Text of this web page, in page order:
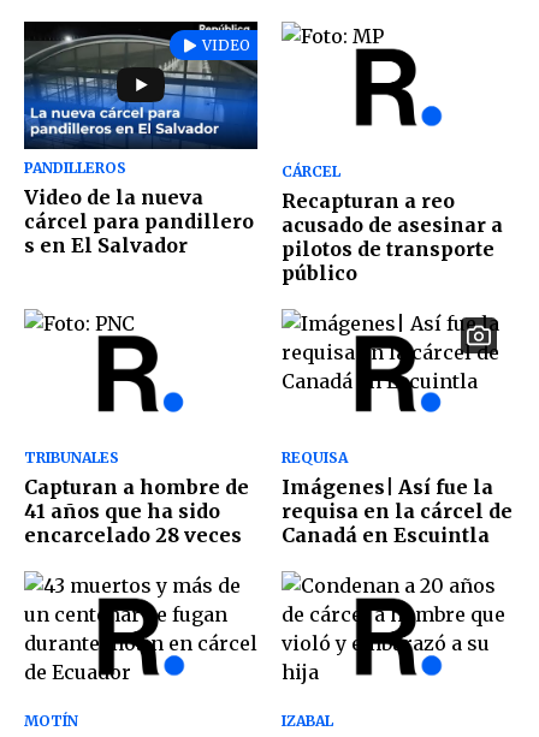
VIDEO
PANDILLEROS
Video de la nueva
cárcel para pandillero
s en El Salvador
CÁRCEL
Recapturan a reo
acusado de asesinar a
pilotos de transporte
público
TRIBUNALES
Capturan a hombre de
41 años que ha sido
encarcelado 28 veces
REQUISA
Imágenes| Así fue la
requisa en la cárcel de
Canadá en Escuintla
MOTÍN IZABAL